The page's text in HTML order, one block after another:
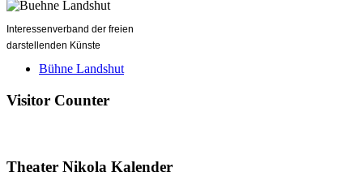
Interessenverband der freien
darstellenden Künste
Bühne Landshut
Visitor Counter
Theater Nikola Kalender